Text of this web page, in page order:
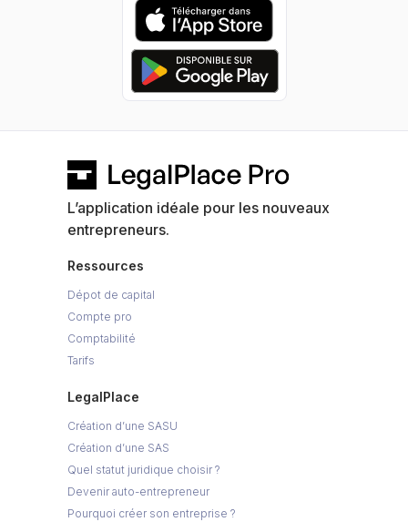
L’application idéale pour les nouveaux
entrepreneurs.
Ressources
Dépot de capital
Compte pro
Comptabilité
Tarifs
LegalPlace
Création d’une SASU
Création d’une SAS
Quel statut juridique choisir ?
Devenir auto-entrepreneur
Pourquoi créer son entreprise ?